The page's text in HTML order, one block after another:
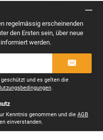
regelmässig erscheinenden
den Ersten sein, über neue
werden.
und es gelten die
.
Kenntnis genommen und die AGB
einverstanden.